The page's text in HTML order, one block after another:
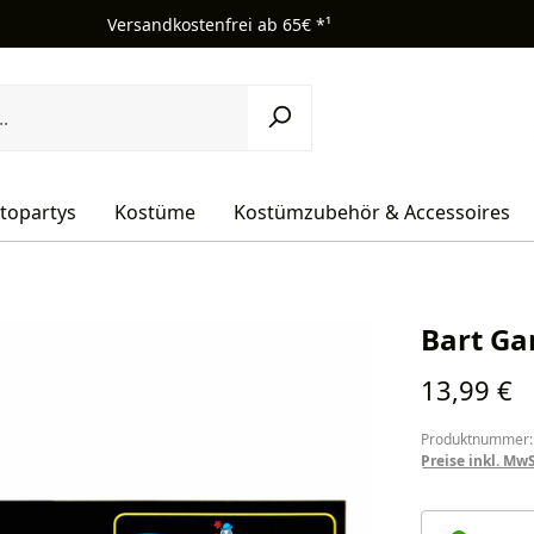
Versandkostenfrei ab 65€ *¹
Kostüme Kostümzubehör & Accessoires
Bart
Regulärer
13,99 €
Preise inkl.